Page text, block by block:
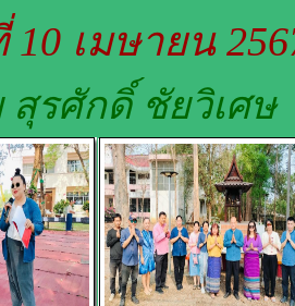
10 เมษายน
สุรศักดิ์ ชัยวิเศษ